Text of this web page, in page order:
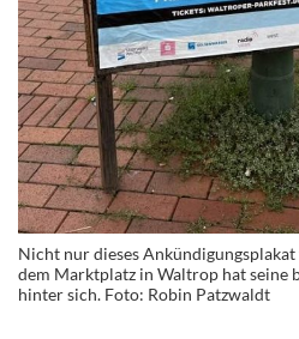
Nicht nur dieses
dem Marktplatz in Waltrop hat seine
hinter sich. Foto: Robin Patzwaldt